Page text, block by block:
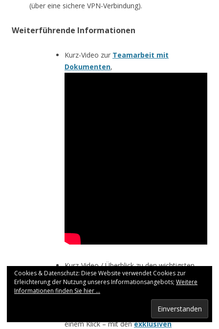
(über eine sichere VPN-Verbindung).
Weiterführende Informationen
Kurz-Video zur Teamarbeit mit
Dokumenten,
Kurz-Video / Überblick zu den wichtigsten
LawFirm® Funktionsbereichen,
Details zu den
Elektronischen Akten in
Alle Aufgaben im Blick, zur Bearbeitung mit
einem Klick – mit denexklusiven
Cookies & Datenschutz: Diese Website verwendet Cookies zur
Erleichterung der Nutzung unseres Informationsangebots; Weitere
Informationen finden Sie hier ...